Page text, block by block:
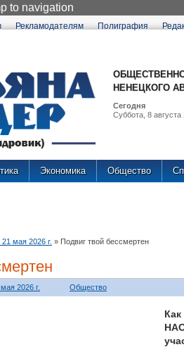
to navigation
Рекламодателям Полиграфия
НЕНЕЦКОГО
Сегодня
Суббота, 8 августа
Экономика Общество
мая 2026 г. » Подвиг твой бессмертен
2026 г. Общество